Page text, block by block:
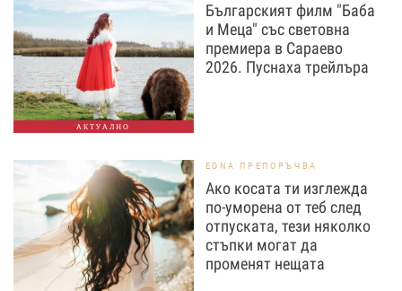
АКТУАЛНО
Българският филм "Баба
и Меца" със световна
премиера в Сараево
2026. Пуснаха трейлъра
EDNA ПРЕПОРЪЧВА
Ако косата ти изглежда
по-уморена от теб след
отпуската, тези няколко
стъпки могат да
променят нещата